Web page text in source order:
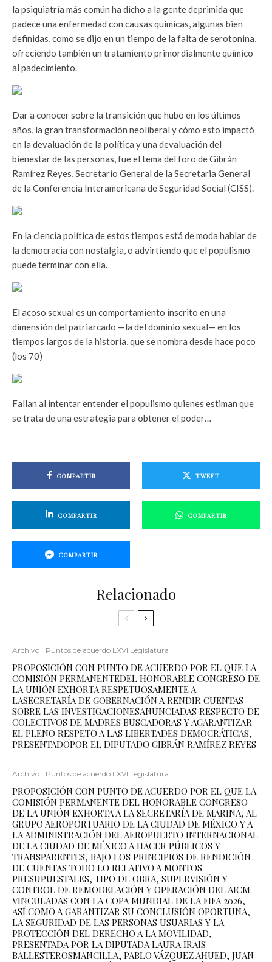
la psiquiatría más común ha dicho a la gente deprimida que
padece una enfermedad con causas químicas, algunas bien
definidas, como se dijo en un tiempo de la falta de serotonina,
ofreciendo también un tratamiento primordialmente químico
al padecimiento.
Dar a conocer sobre la transición que hubo en los últimos
años, la gran transformación neoliberal y cómo esto impactó
en la devaluación de la política y una devaluación del
bienestar de las personas, fue el tema del foro de Gibrán
Ramírez Reyes, Secretario General de la Secretaria General
de la Conferencia Interamericana de Seguridad Social (CISS).
En la ciencia política de estos tiempos está de moda hablar de
la democracia con nostalgia, o advirtiendo que el populismo
puede terminar con ella.
El acoso sexual es un comportamiento inscrito en una
dimensión del patriarcado —la del dominio sexual— en los
tiempos largos de la historia, que se nombra desde hace poco
(los 70)
Fallan al intentar entender el populismo quienes estiman que
se trata de una estrategia para obtener el poder…
COMPARTIR TWEET
COMPARTIR COMPARTIR
COMPARTIR
Relacionado
Archivo Puntos de acuerdo LXVI Legislatura
PROPOSICIÓN CON PUNTO DE ACUERDO POR EL QUE LA
COMISIÓN PERMANENTEDEL HONORABLE CONGRESO DE
LA UNIÓN EXHORTA RESPETUOSAMENTE A
LASECRETARÍA DE GOBERNACIÓN A RENDIR CUENTAS
SOBRE LAS INVESTIGACIONESANUNCIADAS RESPECTO DE
COLECTIVOS DE MADRES BUSCADORAS Y AGARANTIZAR
EL PLENO RESPETO A LAS LIBERTADES DEMOCRÁTICAS,
PRESENTADOPOR EL DIPUTADO GIBRÁN RAMÍREZ REYES
Archivo Puntos de acuerdo LXVI Legislatura
PROPOSICIÓN CON PUNTO DE ACUERDO POR EL QUE LA
COMISIÓN PERMANENTE DEL HONORABLE CONGRESO
DE LA UNIÓN EXHORTA A LA SECRETARÍA DE MARINA, AL
GRUPO AEROPORTUARIO DE LA CIUDAD DE MÉXICO Y A
LA ADMINISTRACIÓN DEL AEROPUERTO INTERNACIONAL
DE LA CIUDAD DE MÉXICO A HACER PÚBLICOS Y
TRANSPARENTES, BAJO LOS PRINCIPIOS DE RENDICIÓN
DE CUENTAS TODO LO RELATIVO A MONTOS
PRESUPUESTALES, TIPO DE OBRA, SUPERVISIÓN Y
CONTROL DE REMODELACIÓN Y OPERACIÓN DEL AICM
VINCULADAS CON LA COPA MUNDIAL DE LA FIFA 2026,
ASÍ COMO A GARANTIZAR SU CONCLUSIÓN OPORTUNA,
LA SEGURIDAD DE LAS PERSONAS USUARIAS Y LA
PROTECCIÓN DEL DERECHO A LA MOVILIDAD,
PRESENTADA POR LA DIPUTADA LAURA IRAIS
BALLESTEROSMANCILLA, PABLO VÁZQUEZ AHUED, JUAN